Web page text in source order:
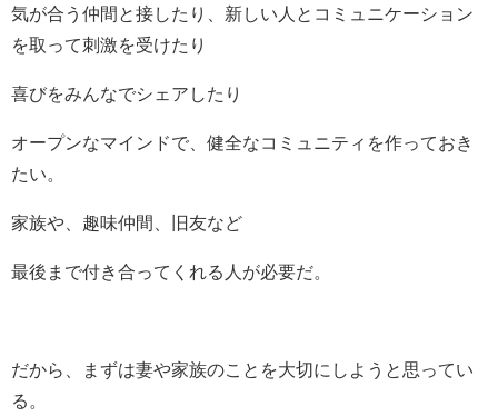
気が合う仲間と接したり、新しい人とコミュニケーション
を取って刺激を受けたり
喜びをみんなでシェアしたり
オープンなマインドで、健全なコミュニティを作っておき
たい。
家族や、趣味仲間、旧友など
最後まで付き合ってくれる人が必要だ。
だから、まずは妻や家族のことを大切にしようと思ってい
る。